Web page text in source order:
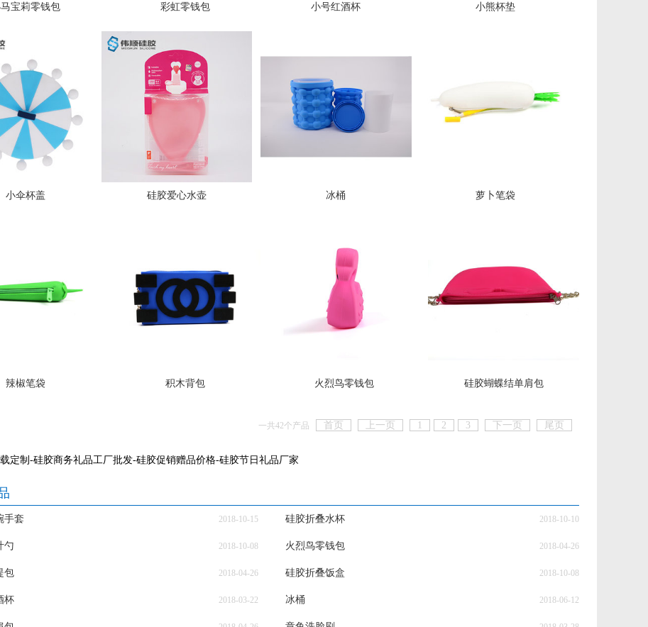
宝莉零钱包 彩虹零钱包 小号红酒杯 小熊杯垫
小伞杯盖 硅胶爱心水壶 冰桶 萝卜笔袋
辣椒笔袋 积木背包 火烈鸟零钱包 硅胶蝴蝶结单肩包
一共42个产品 首页 上一页 1 2 3 下一页 尾页
定制-硅胶商务礼品工厂批发-硅胶促销赠品价格-硅胶节日礼品厂家
手套 2018-10-15 硅胶折叠水杯 2018-10-10
勺 2018-10-08 火烈鸟零钱包 2018-04-26
包 2018-04-26 硅胶折叠饭盒 2018-10-08
杯 2018-03-22 冰桶 2018-06-12